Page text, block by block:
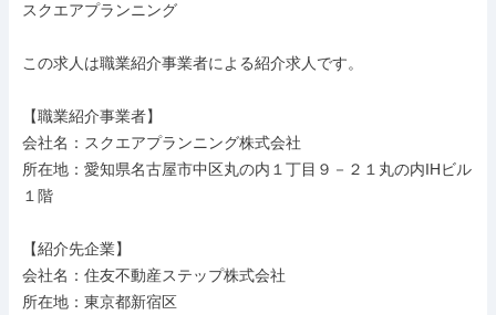
スクエアプランニング
この求人は職業紹介事業者による紹介求人です。
【職業紹介事業者】
会社名：スクエアプランニング株式会社
所在地：愛知県名古屋市中区丸の内１丁目９－２１丸の内IHビル
１階
【紹介先企業】
会社名：住友不動産ステップ株式会社
所在地：東京都新宿区